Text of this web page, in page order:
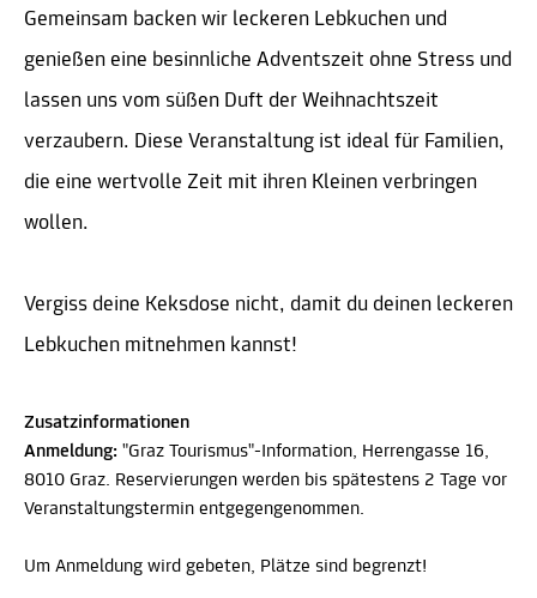
Gemeinsam backen wir leckeren Lebkuchen und
genießen eine besinnliche Adventszeit ohne Stress und
lassen uns vom süßen Duft der Weihnachtszeit
verzaubern. Diese Veranstaltung ist ideal für Familien,
die eine wertvolle Zeit mit ihren Kleinen verbringen
wollen.
Vergiss deine Keksdose nicht, damit du deinen leckeren
Lebkuchen mitnehmen kannst!
Zusatzinformationen
Anmeldung: "Graz Tourismus"-Information, Herrengasse 16,
8010 Graz. Reservierungen werden bis spätestens 2 Tage vor
Veranstaltungstermin entgegengenommen.
Um Anmeldung wird gebeten, Plätze sind begrenzt!